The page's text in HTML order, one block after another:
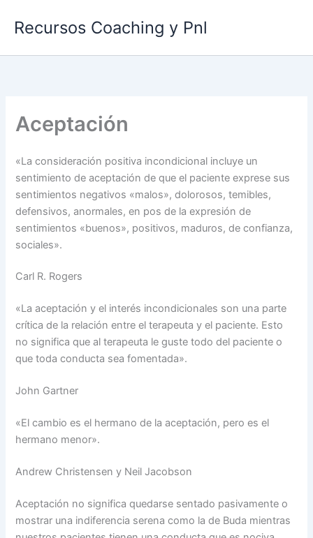
Recursos Coaching y Pnl
Aceptación
«La consideración positiva incondicional incluye un
sentimiento de aceptación de que el paciente exprese sus
sentimientos negativos «malos», dolorosos, temibles,
defensivos, anormales, en pos de la expresión de
sentimientos «buenos», positivos, maduros, de confianza,
sociales».
Carl R. Rogers
«La aceptación y el interés incondicionales son una parte
crítica de la relación entre el terapeuta y el paciente. Esto
no significa que al terapeuta le guste todo del paciente o
que toda conducta sea fomentada».
John Gartner
«El cambio es el hermano de la aceptación, pero es el
hermano menor».
Andrew Christensen y Neil Jacobson
Aceptación no significa quedarse sentado pasivamente o
mostrar una indiferencia serena como la de Buda mientras